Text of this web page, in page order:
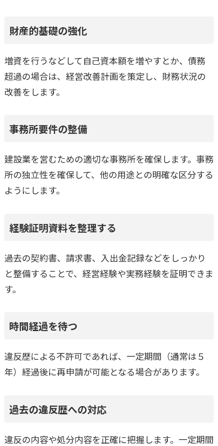
財産的基礎の強化
増資を行うなどして自己資本額を増やすとか、債務
超過の場合は、経営改善計画を策定し、財務状況の
改善をします。
事務所要件の整備
建設業を営むための適切な事務所を確保します。事務
所の独立性を確保して、他の用途との明確な区分する
ようにします。
経験証明資料を整理する
過去の契約書、請求書、入出金記録などをしっかり
と整備することで、経営経験や実務経験を証明できま
す。
時間経過を待つ
違反歴による不許可であれば、一定期間（通常は５
年）経過後に再申請が可能となる場合があります。
過去の違反歴への対応
違反の内容や処分内容を正確に把握します。一定期間